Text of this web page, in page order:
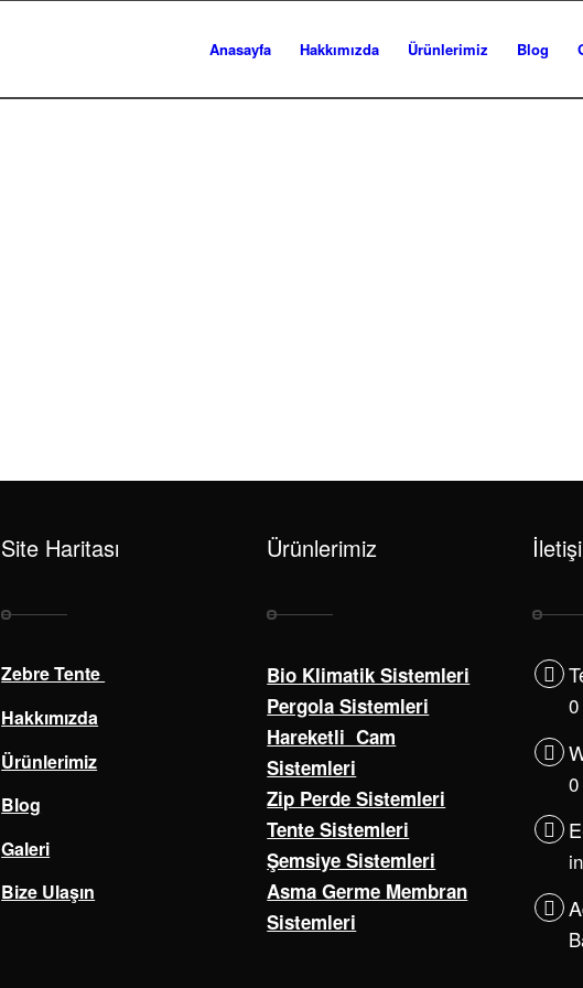
Anasayfa Hakkımızda Ürünlerimiz Blog
Site Haritası
Zebre Tente
Hakkımızda
Ürünlerimiz
Blog
Galeri
Bize Ulaşın
Ürünlerimiz
Bio Klimatik Sistemleri
Pergola Sistemleri
Hareketli Cam
Sistemleri
Zip Perde Sistemleri
Tente Sistemleri
Şemsiye Sistemleri
Asma Germe Membran
Sistemleri